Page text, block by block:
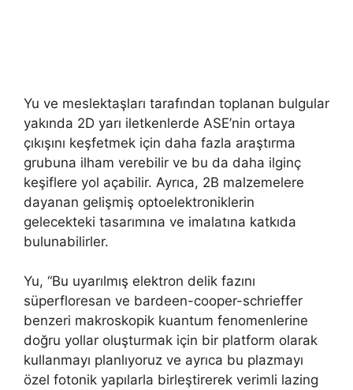
Yu ve meslektaşları tarafından toplanan bulgular
yakında 2D yarı iletkenlerde ASE’nin ortaya
çıkışını keşfetmek için daha fazla araştırma
grubuna ilham verebilir ve bu da daha ilginç
keşiflere yol açabilir. Ayrıca, 2B malzemelere
dayanan gelişmiş optoelektroniklerin
gelecekteki tasarımına ve imalatına katkıda
bulunabilirler.
Yu, “Bu uyarılmış elektron delik fazını
süperfloresan ve bardeen-cooper-schrieffer
benzeri makroskopik kuantum fenomenlerine
doğru yollar oluşturmak için bir platform olarak
kullanmayı planlıyoruz ve ayrıca bu plazmayı
özel fotonik yapılarla birleştirerek verimli lazing